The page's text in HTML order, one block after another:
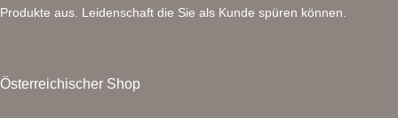
Produkte aus. Leidenschaft die Sie als Kunde spüren können.
Österreichischer Shop